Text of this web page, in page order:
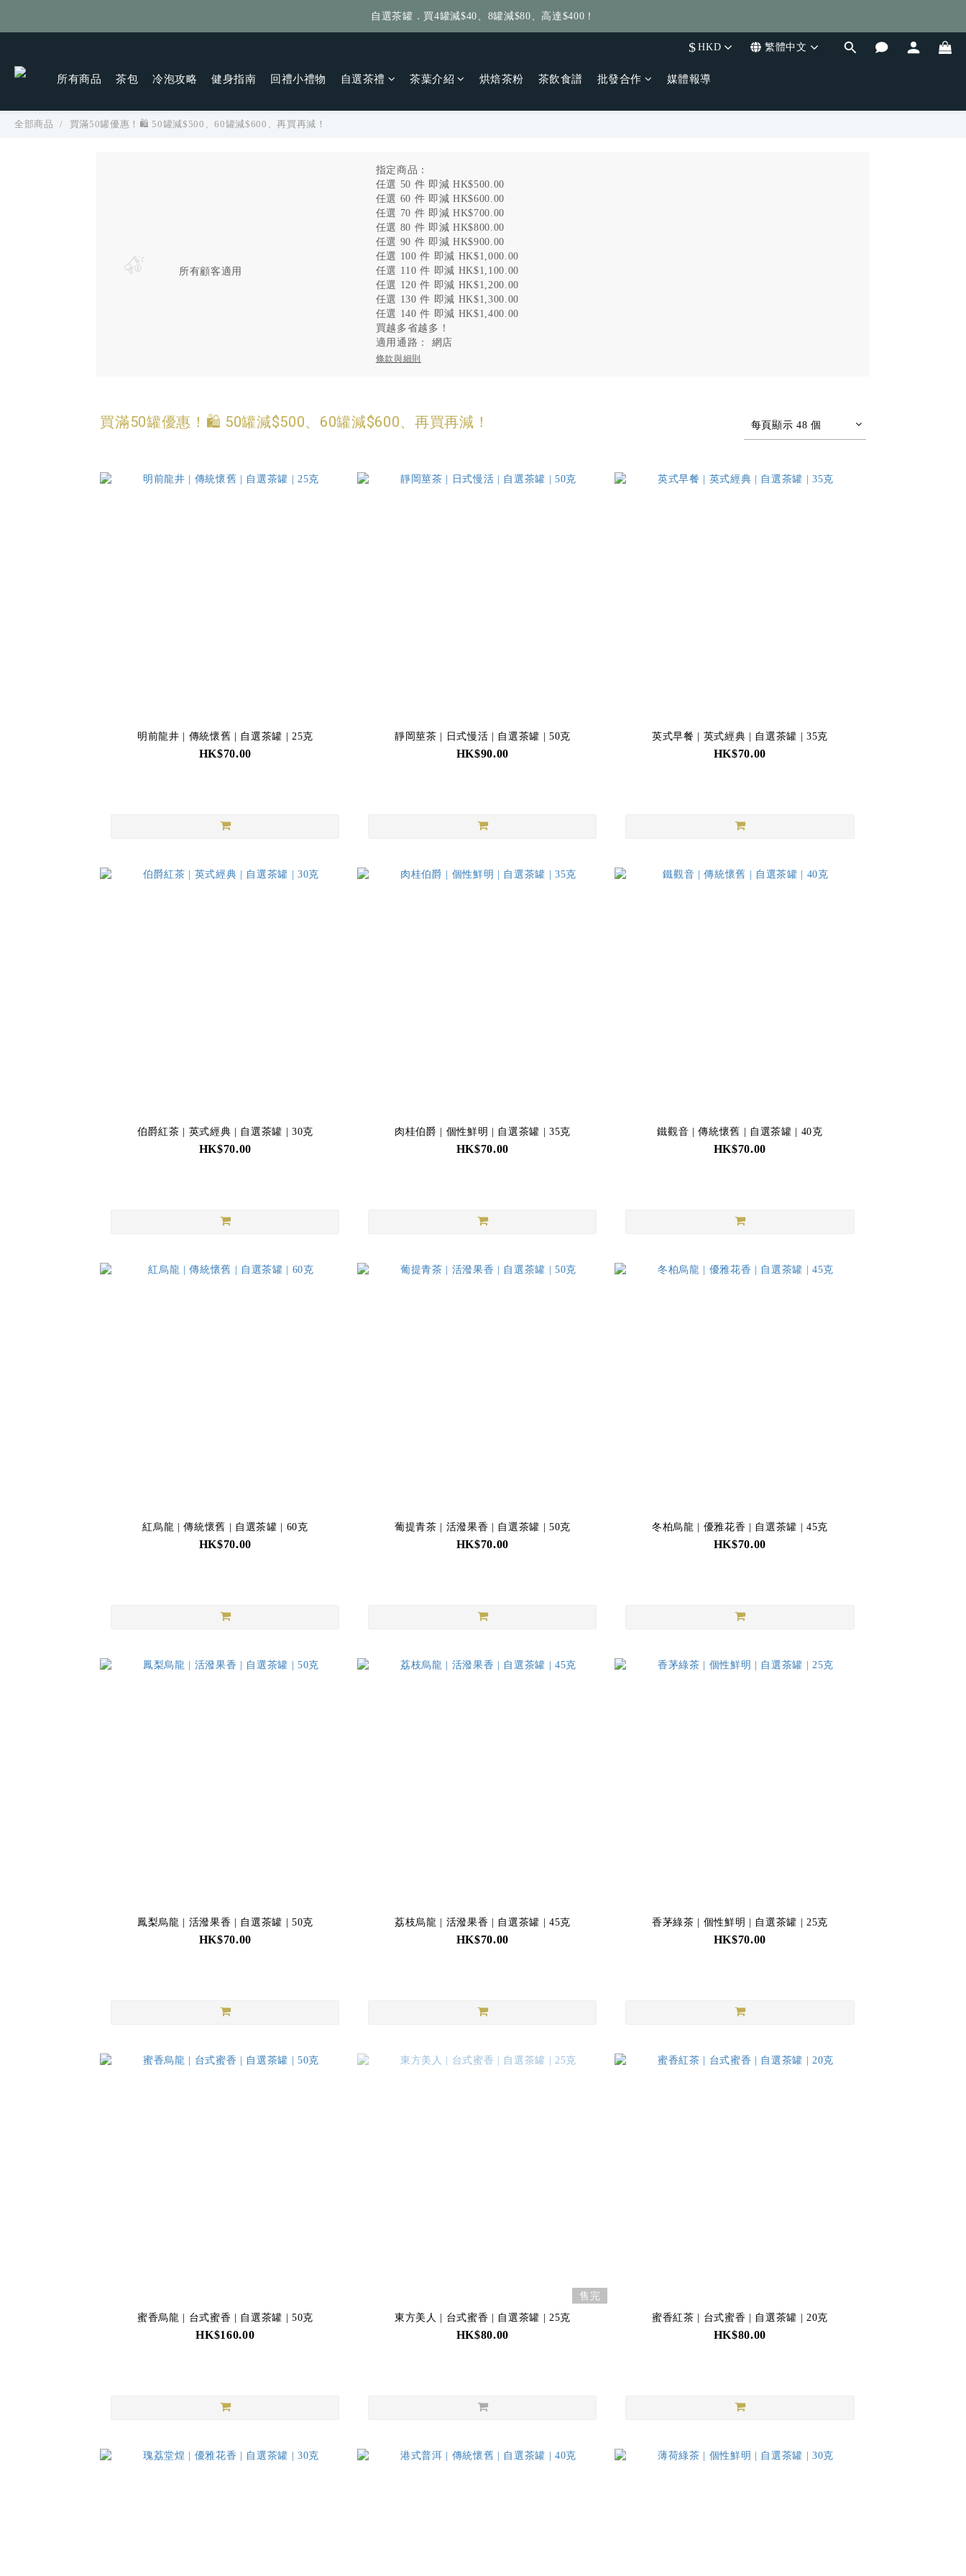
給個訂單好評，立即送你 $5 購物金！
自選茶罐．買4罐減$40、8罐減$80、高達$400！
$ HKD 繁體中文
所有商品 茶包 冷泡攻略 健身指南 回禮小禮物 自選茶禮 茶葉介紹 烘焙茶粉 茶飲食譜 批發合作 媒體報導
全部商品 買滿50罐優惠！🛍️ 50罐減$500、60罐減$600、再買再減！
所有顧客適用
指定商品：
任選 50 件 即減 HK$500.00
任選 60 件 即減 HK$600.00
任選 70 件 即減 HK$700.00
任選 80 件 即減 HK$800.00
任選 90 件 即減 HK$900.00
任選 100 件 即減 HK$1,000.00
任選 110 件 即減 HK$1,100.00
任選 120 件 即減 HK$1,200.00
任選 130 件 即減 HK$1,300.00
任選 140 件 即減 HK$1,400.00
買越多省越多！
適用通路： 網店
條款與細則
買滿50罐優惠！🛍️ 50罐減$500、60罐減$600、再買再減！ 每頁顯示 48 個
明前龍井 | 傳統懷舊 | 自選茶罐 | 25克
HK$70.00
靜岡莖茶 | 日式慢活 | 自選茶罐 | 50克
HK$90.00
英式早餐 | 英式經典 | 自選茶罐 | 35克
HK$70.00
伯爵紅茶 | 英式經典 | 自選茶罐 | 30克
HK$70.00
肉桂伯爵 | 個性鮮明 | 自選茶罐 | 35克
HK$70.00
鐵觀音 | 傳統懷舊 | 自選茶罐 | 40克
HK$70.00
紅烏龍 | 傳統懷舊 | 自選茶罐 | 60克
HK$70.00
葡提青茶 | 活潑果香 | 自選茶罐 | 50克
HK$70.00
冬柏烏龍 | 優雅花香 | 自選茶罐 | 45克
HK$70.00
鳳梨烏龍 | 活潑果香 | 自選茶罐 | 50克
HK$70.00
荔枝烏龍 | 活潑果香 | 自選茶罐 | 45克
HK$70.00
香茅綠茶 | 個性鮮明 | 自選茶罐 | 25克
HK$70.00
蜜香烏龍 | 台式蜜香 | 自選茶罐 | 50克
HK$160.00
售完
東方美人 | 台式蜜香 | 自選茶罐 | 25克
HK$80.00
蜜香紅茶 | 台式蜜香 | 自選茶罐 | 20克
HK$80.00